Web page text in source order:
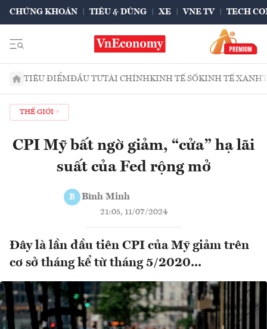
CHỨNG KHOÁN TIÊU & DÙNG XE VNE TV TECH
TIÊU ĐIỂMĐẦU TƯTÀI CHÍNHKINH TẾ SỐKINH TẾ XANH
THẾ GIỚI
CPI Mỹ bất ngờ giảm, “cửa” hạ lãi
suất của Fed rộng mở
B Bình Minh
21:05, 11/07/2024
Đây là lần đầu tiên CPI của Mỹ giảm trên
cơ sở tháng kể từ tháng 5/2020...